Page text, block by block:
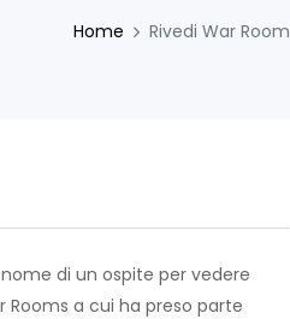
Home Rivedi War Room
di un ospite per vedere
Rooms a cui ha preso parte